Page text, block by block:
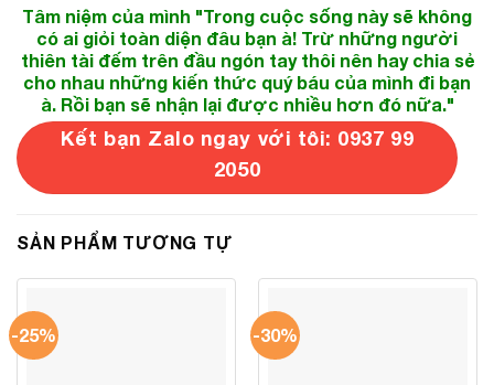
Tâm niệm của mình "Trong cuộc sống này sẽ không
có ai giỏi toàn diện đâu bạn à! Trừ những người
thiên tài đếm trên đầu ngón tay thôi nên hay chia sẻ
cho nhau những kiến thức quý báu của mình đi bạn
à. Rồi bạn sẽ nhận lại được nhiều hơn đó nữa."
Kết bạn Zalo ngay với tôi: 0937 99
2050
SẢN PHẨM TƯƠNG TỰ
-25% -30%